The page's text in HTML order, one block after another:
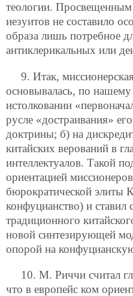
теологии. Просвещенным
иезуитов не составило
образа лишь потребное
антиклерикальных или
9. Итак,
основывалась, по
истолковании
русле «достраивания»
доктрины; б) на
китайских верований в
интеллектуалов. Такой
ориентацией
бюрократической элиты
конфуцианство) и
традиционного
новой синтезирующей
опорой на
10. М. Риччи считал
что в европейс ком